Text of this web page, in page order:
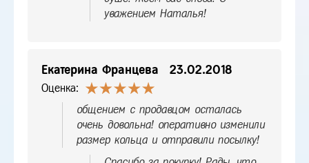
уважением Наталья!
Екатерина Францева 23.02.2018
Оценка:
общением с продавцом осталась
очень довольна! оперативно изменили
размер кольца и отправили посылку!